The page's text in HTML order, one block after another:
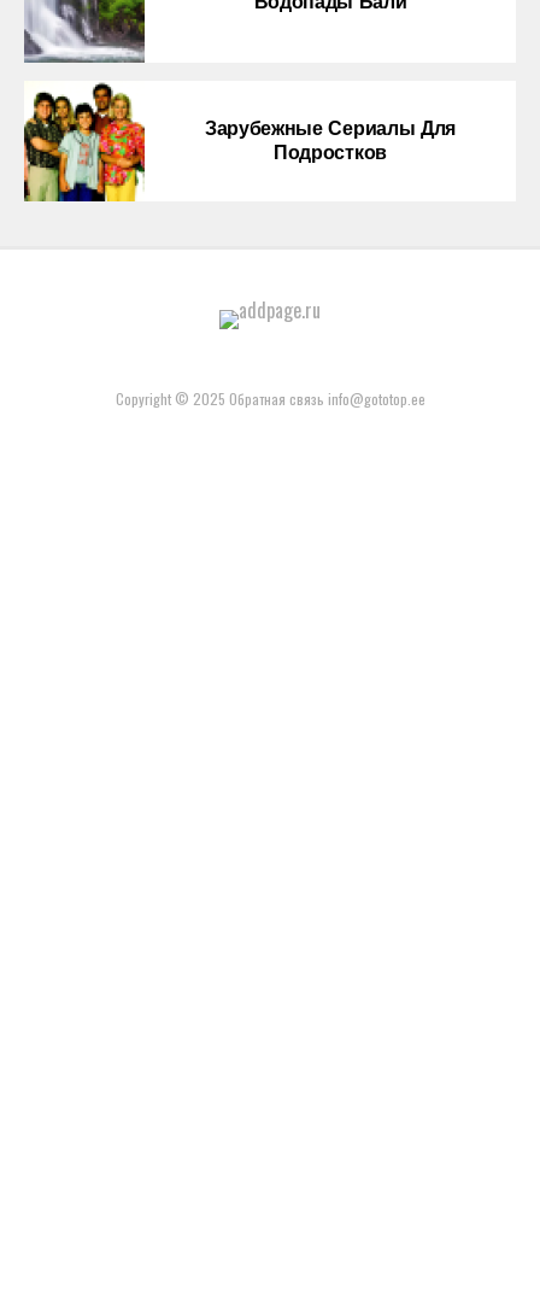
Зарубежные Сериалы Для
Подростков
Copyright © 2025 Обратная связь info@gototop.ee